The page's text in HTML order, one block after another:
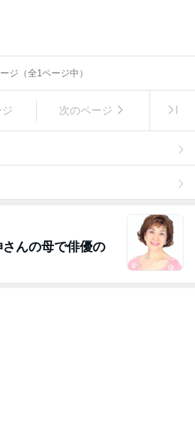
ジ（全1ページ中）
次のページ
んの母で俳優の